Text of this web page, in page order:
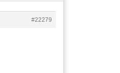
#22279